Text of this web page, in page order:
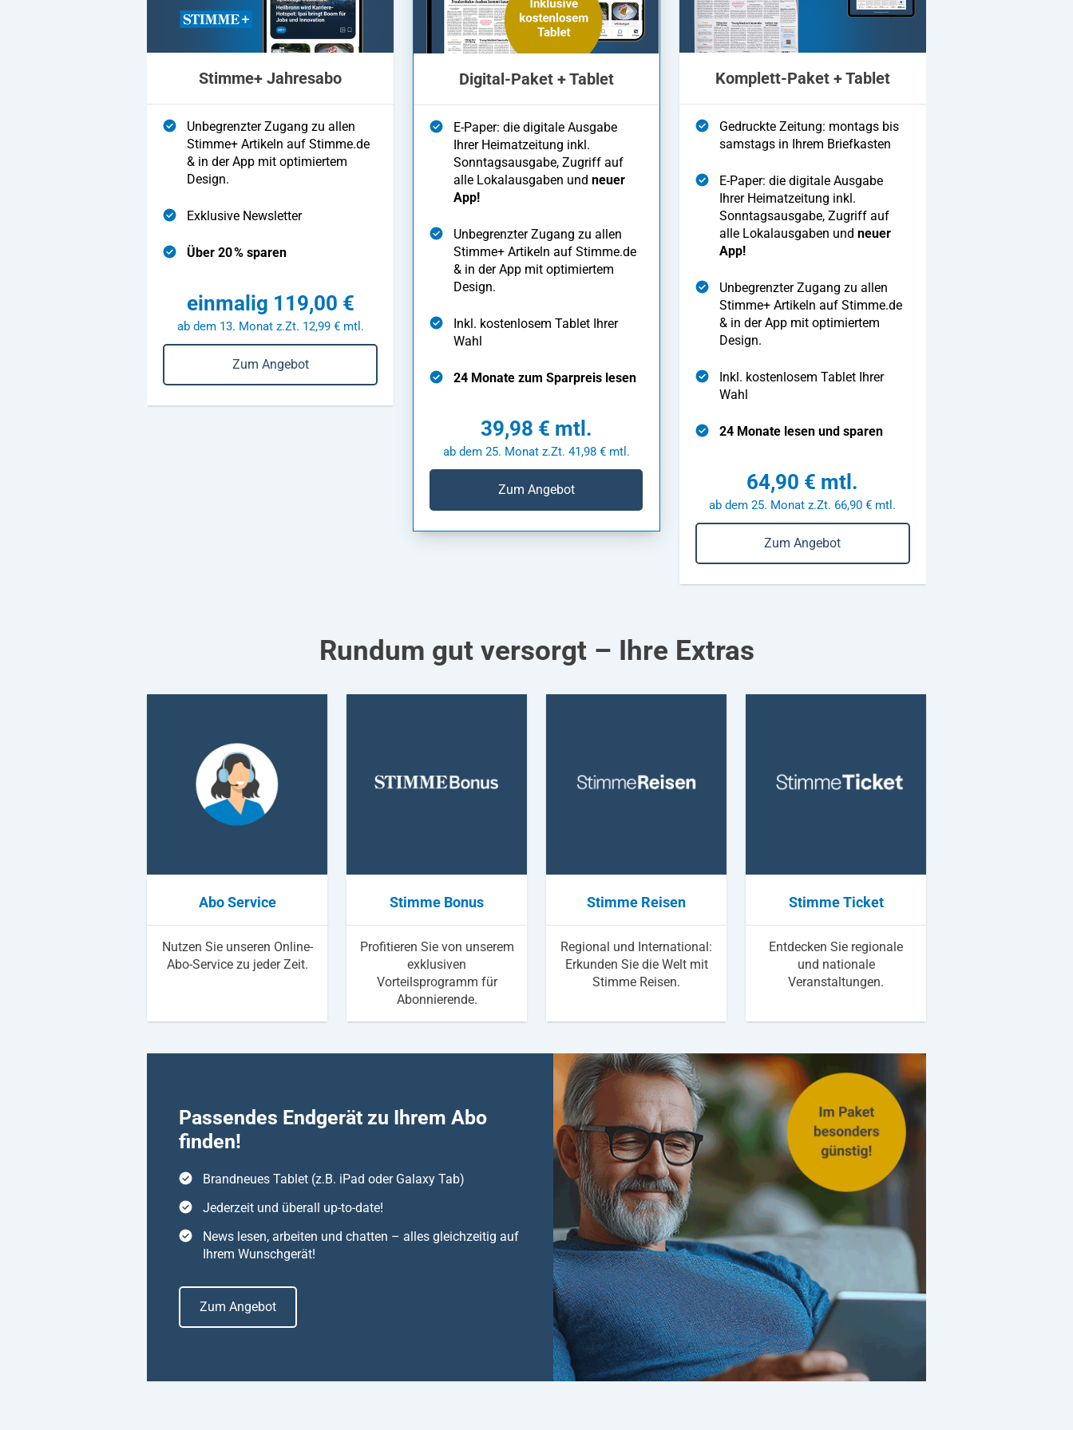
Stimme+ Jahresabo
Unbegrenzter Zugang zu allen
Stimme+ Artikeln auf Stimme.de
& in der App mit optimiertem
Design.
Exklusive Newsletter
Über 20 % sparen
einmalig 119,00 €
ab dem 13. Monat z.Zt. 12,99 € mtl.
Zum Angebot
Digital-Paket + Tablet
E-Paper: die digitale Ausgabe
Ihrer Heimatzeitung inkl.
Sonntagsausgabe, Zugriff auf
alle Lokalausgaben undneuer
App!
Unbegrenzter Zugang zu allen
Stimme+ Artikeln auf Stimme.de
& in der App mit optimiertem
Design.
Inkl. kostenlosem Tablet Ihrer
Wahl
24 Monate zum Sparpreis lesen
39,98 € mtl.
ab dem 25. Monat z.Zt. 41,98 € mtl.
Zum Angebot
Komplett-Paket + Tablet
Gedruckte Zeitung: montags bis
samstags in Ihrem Briefkasten
E-Paper: die digitale Ausgabe
Ihrer Heimatzeitung inkl.
Sonntagsausgabe, Zugriff auf
alle Lokalausgaben und neuer
App!
Unbegrenzter Zugang zu allen
Stimme+ Artikeln auf Stimme.de
& in der App mit optimiertem
Design.
Inkl. kostenlosem Tablet Ihrer
Wahl
24 Monate lesen und sparen
64,90 € mtl.
ab dem 25. Monat z.Zt. 66,90 € mtl.
Zum Angebot
Rundum gut versorgt – Ihre Extras
Abo Service
Nutzen Sie unseren Online-
Abo-Service zu jeder Zeit.
Stimme Bonus
Profitieren Sie von unserem
exklusiven
Vorteilsprogramm für
Abonnierende.
Stimme Reisen
Regional und International:
Erkunden Sie die Welt mit
Stimme Reisen.
Stimme Ticket
Entdecken Sie regionale
und nationale
Veranstaltungen.
Passendes Endgerät zu Ihrem Abo
finden!
Brandneues Tablet (z.B. iPad oder Galaxy Tab)
Jederzeit und überall up-to-date!
News lesen, arbeiten und chatten – alles gleichzeitig auf
Ihrem Wunschgerät!
Zum Angebot